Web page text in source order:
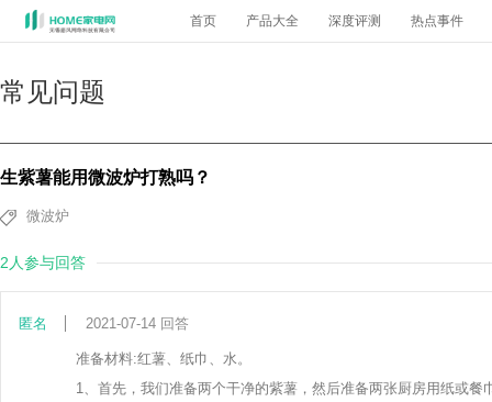
首页 产品大全 深度评测 热点事件
常见问题
生紫薯能用微波炉打熟吗？
微波炉
2人参与回答
匿名 2021-07-14 回答
准备材料:红薯、纸巾、水。
1、首先，我们准备两个干净的紫薯，然后准备两张厨房用纸或餐